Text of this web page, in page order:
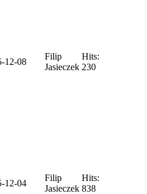
12-08
Filip
Jasieczek
Hits:
230
12-04
Filip
Jasieczek
Hits:
838